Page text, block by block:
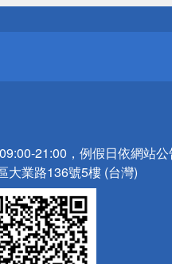
21:00，例假日依網站
大業路136號5樓 (台灣)